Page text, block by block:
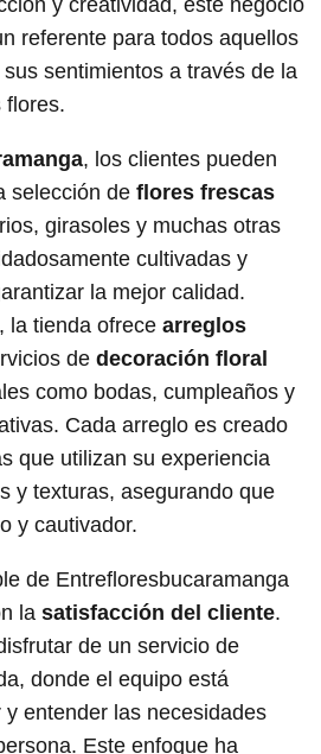
referente para todos aquellos
sentimientos a través de la
flores.
, los clientes pueden
selección de flores frescas
girasoles y muchas otras
cultivadas y
la mejor calidad.
la tienda ofrece arreglos
de decoración floral
como bodas, cumpleaños y
Cada arreglo es creado
que utilizan su experiencia
y texturas, asegurando que
y cautivador.
de Entrefloresbucaramanga
la satisfacción del cliente.
de un servicio de
donde el equipo está
entender las necesidades
Este enfoque ha